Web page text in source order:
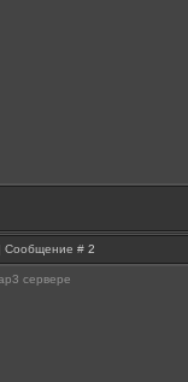
Сообщение # 2
сервере